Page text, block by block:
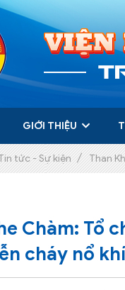
+
GIỚI THIỆU
tức - Sự kiện Than
Chàm: Tổ
cháy nổ